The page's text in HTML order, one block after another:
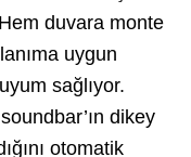
duvara monte
uygun
sağlıyor.
dikey
otomatik